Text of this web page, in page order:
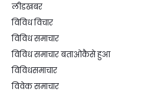
लीडखबर
विविध विचार
विविध समाचार
विविध समाचार बताओकैसे हुआ
विविधसमाचार
विवेक समाचार